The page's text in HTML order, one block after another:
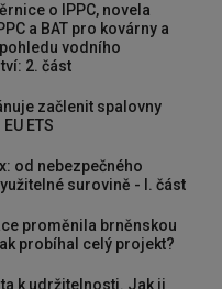
o IPPC, novela
a BAT pro kovárny a
vodního
2. část
začlenit spalovny
ETS
od nebezpečného
surovině - I. část
proměnila brněnskou
probíhal celý projekt?
k udržitelnosti. Jak ji